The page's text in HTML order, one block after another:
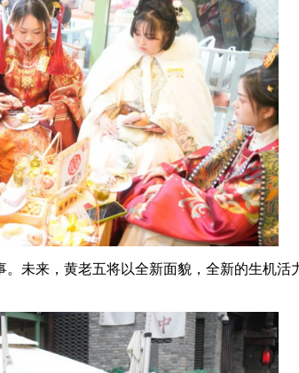
来，黄老五将以全新面貌，全新的生机活